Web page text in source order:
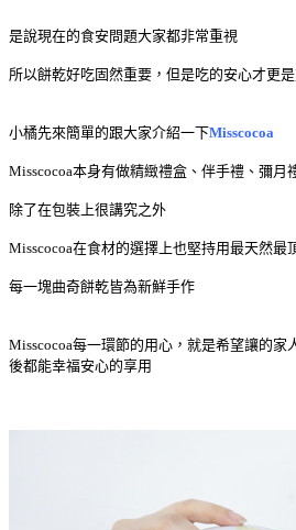
是說現在的食安問題大家都非常重視
所以餅乾好吃固然重要，但是吃的安心才更
小橘先來簡單的跟大家介紹一下Misscocoa
Misscocoa本身有做精緻禮盒、伴手禮、彌月
除了在包裝上很講究之外
Misscocoa在食材的選擇上也堅持用最天然最
每一塊曲奇餅乾皆為新鮮手作
Misscocoa每一環節的用心，就是希望讓的家
後都能幸福安心的享用